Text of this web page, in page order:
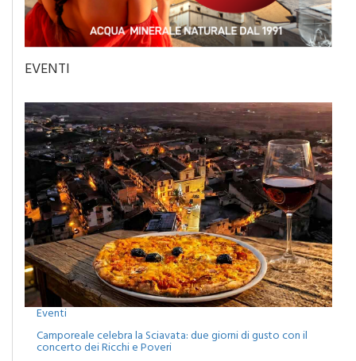
EVENTI
Eventi
Camporeale celebra la Sciavata: due giorni di gusto con il
concerto dei Ricchi e Poveri